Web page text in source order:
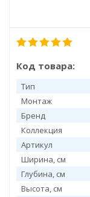
Код товара:
Тип
Монтаж
Бренд
Коллекция
Артикул
Ширина, см
Глубина, см
Высота, см